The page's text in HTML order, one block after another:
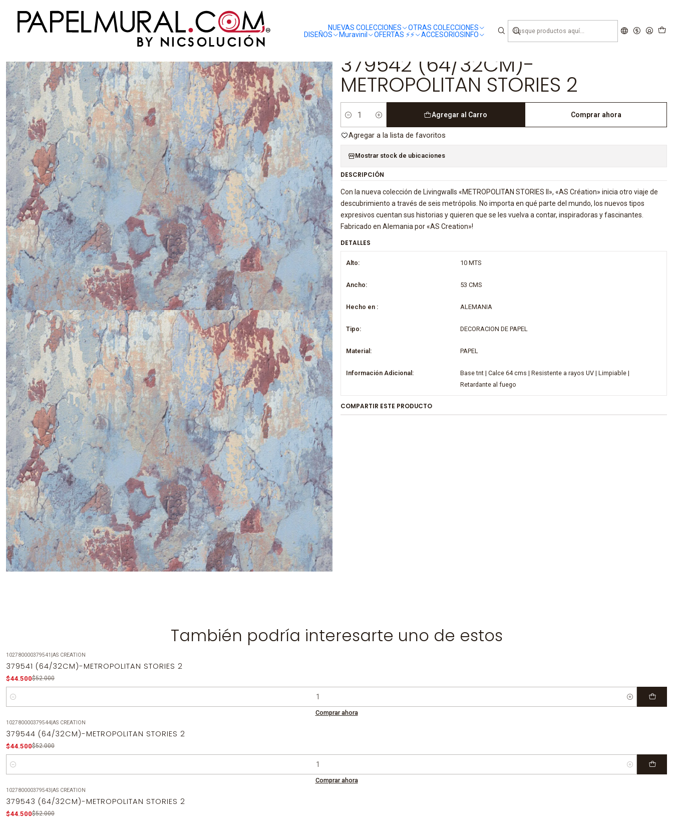
NUEVAS COLECCIONES
OTRAS COLECCIONES
DISEÑOS
Muravinil OFERTAS ⚡️⚡️ ACCESORIOSINFO
Inicio PAPEL MURAL NUEVAS COLECCIONES METROPOLITAN STORIES 2 379542 (64/32CM)-METROPOLITAN STORIES 2
379542 (64/32CM)-
METROPOLITAN STORIES 2
Cantidad
Agregar al Carro Comprar ahora
Agregar a la lista de favoritos
Mostrar stock de ubicaciones
DESCRIPCIÓN
Con la nueva colección de Livingwalls «METROPOLITAN STORIES II», «AS Création» inicia otro viaje de
descubrimiento a través de seis metrópolis. No importa en qué parte del mundo, los nuevos tipos
expresivos cuentan sus historias y quieren que se les vuelva a contar, inspiradoras y fascinantes.
Fabricado en Alemania por «AS Creation»!
DETALLES
Alto: 10 MTS
Ancho: 53 CMS
Hecho en : ALEMANIA
Tipo: DECORACION DE PAPEL
Material: PAPEL
Información Adicional:
Base tnt | Calce 64 cms | Resistente a rayos UV | Limpiable |
Retardante al fuego
COMPARTIR ESTE PRODUCTO
También podría interesarte uno de estos
-14% OFF
102780000379541 |AS CREATION
379541 (64/32CM)-METROPOLITAN STORIES 2
$44.500$52.000
Cantidad
Comprar ahora
-14% OFF
102780000379544|AS CREATION
379544 (64/32CM)-METROPOLITAN STORIES 2
$44.500$52.000
Cantidad
Comprar ahora
-14% OFF
102780000379543|AS CREATION
379543 (64/32CM)-METROPOLITAN STORIES 2
$44.500$52.000